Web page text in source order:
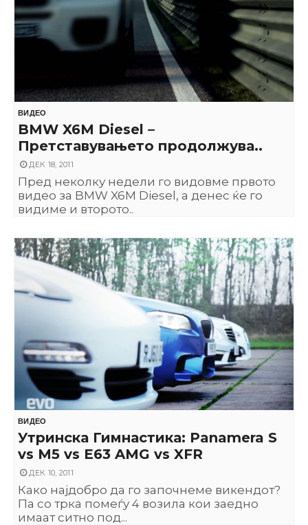
ВИДЕО
BMW X6M Diesel –
Претставувањето продолжува..
ДЕК 18, 2011
Пред неколку недели го видовме првото
видео за BMW X6M Diesel, а денес ќе го
видиме и второто..
ВИДЕО
Утринска Гимнастика: Panamera S
vs M5 vs E63 AMG vs XFR
ДЕК 10, 2011
Како најдобро да го започнеме викендот?
Па со трка помеѓу 4 возила кои заедно
имаат ситно под...